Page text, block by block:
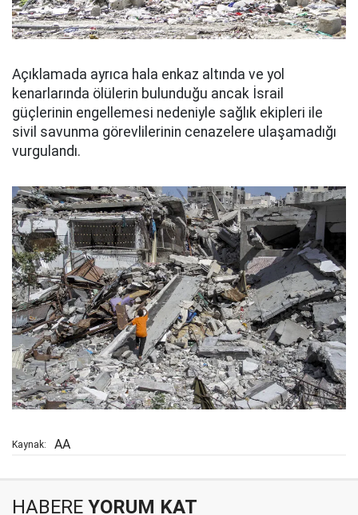
Açıklamada ayrıca hala enkaz altında ve yol
kenarlarında ölülerin bulunduğu ancak İsrail
güçlerinin engellemesi nedeniyle sağlık ekipleri ile
sivil savunma görevlilerinin cenazelere ulaşamadığı
vurgulandı.
Kaynak: AA
HABERE YORUM KAT